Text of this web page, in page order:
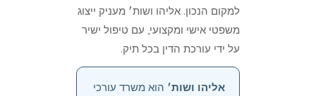
למקום הנכון. אליהו ושות׳ מעניק ייצוג
משפטי אישי ומקצועי, עם טיפול ישיר
על ידי עורכת הדין בכל תיק.
אליהו ושות׳ הוא משרד עורכי